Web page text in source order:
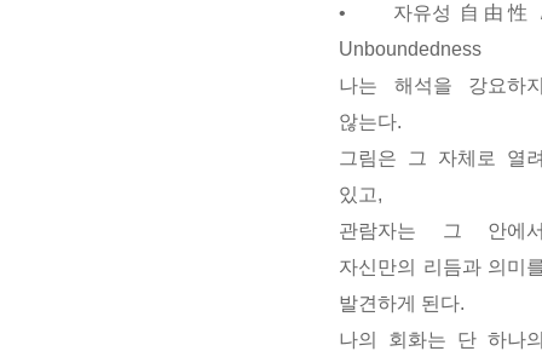
• 자유성 自由性
Unboundedness
나는 해석을 강요하
않는다.
그림은 그 자체로 열
있고,
관람자는 그 안에
자신만의 리듬과 의미
발견하게 된다.
나의 회화는 단 하나